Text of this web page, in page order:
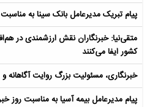
پیام تبریک مدیرعامل بانک سینا به مناسبت
متقی‌نیا: خبرنگاران نقش ارزشمندی در
کشور ایفا می‌کنند
خبرنگاری، مسئولیت بزرگ روایت آگاهانه
پیام مدیرعامل بیمه آسیا به مناسبت روز